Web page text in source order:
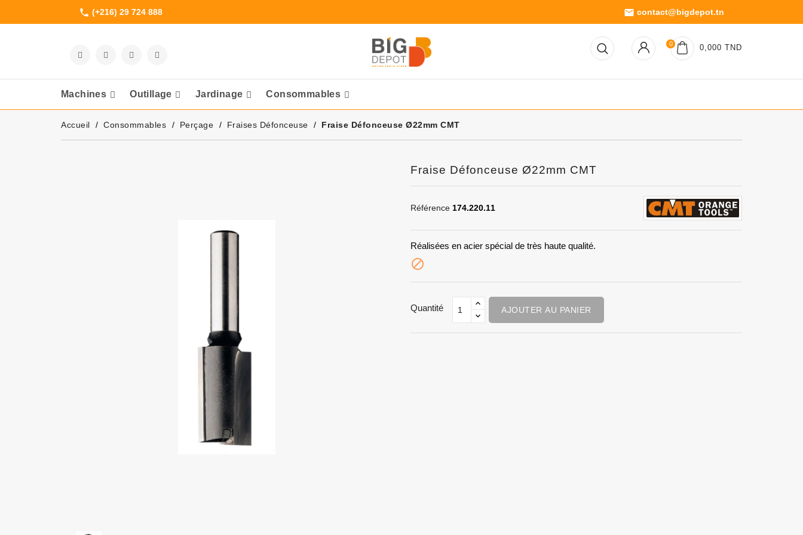
phone (+216) 29 724 888 email contact@bigdepot.tn
0 0,000 TND
Machines Outillage Jardinage Consommables
Accueil Consommables Perçage Fraises Défonceuse Fraise Défonceuse Ø22mm CMT
Fraise Défonceuse Ø22mm CMT
Référence 174.220.11
Réalisées en acier spécial de très haute qualité.

Quantité AJOUTER AU PANIER